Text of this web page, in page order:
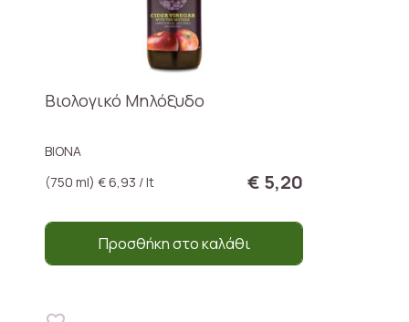
Βιολογικό Μηλόξυδο
BIONA
(750 ml) € 6,93 / lt
€ 5,20
Προσθήκη στο καλάθι